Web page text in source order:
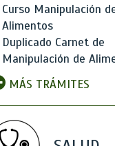
Curso Manipulación
Alimentos
Duplicado Carnet de
Manipulación de
MÁS TRÁMITES